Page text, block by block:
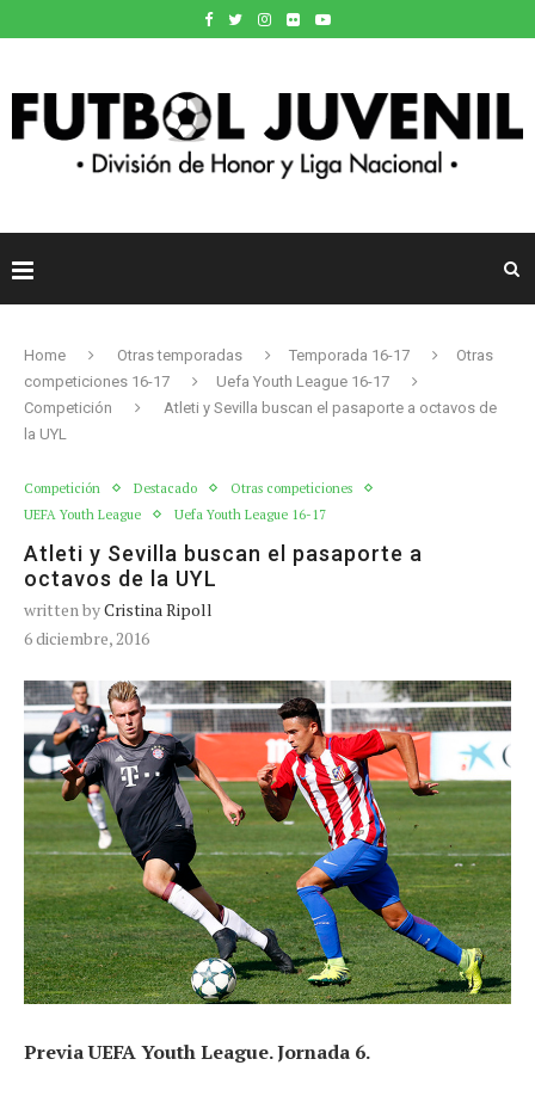
Home Otras temporadas Temporada 16-17
Otras
competiciones 16-17
Uefa Youth League 16-17
Competición
Atleti y Sevilla buscan el pasaporte a octavos de
la UYL
Competición Destacado
Otras competiciones
UEFA Youth League
Uefa Youth League 16-17
Atleti y Sevilla buscan el pasaporte a
octavos de la UYL
written byCristina Ripoll
6 diciembre, 2016
Previa UEFA Youth League. Jornada 6.